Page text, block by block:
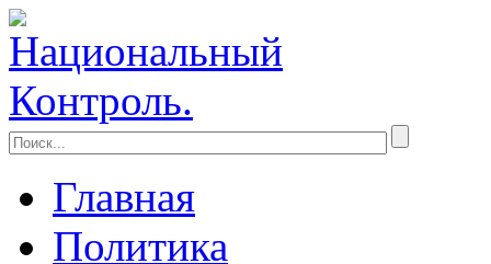
Главная
Политика